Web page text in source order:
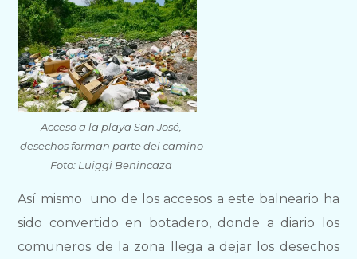
Acceso a la playa San José,
desechos forman parte del camino
Foto: Luiggi Benincaza
Así mismo uno de los accesos a este balneario ha
sido convertido en botadero, donde a diario los
comuneros de la zona llega a dejar los desechos